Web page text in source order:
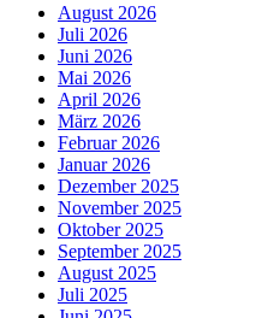
August 2026
Juli 2026
Juni 2026
Mai 2026
April 2026
März 2026
Februar 2026
Januar 2026
Dezember 2025
November 2025
Oktober 2025
September 2025
August 2025
Juli 2025